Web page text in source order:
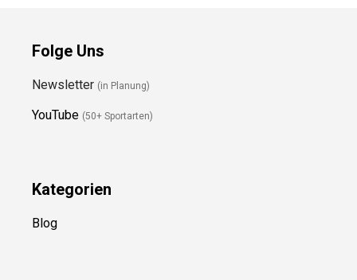
Folge Uns
YouTube (50+ Sportarten)